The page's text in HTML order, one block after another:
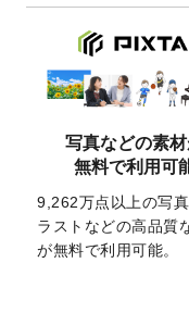
りま
2025/12/22
【新
きる
2025/12/22
2026
テン
開い
2025/9/30
【新
き
写真などの素
無料で利用可
9,262万点以上の写
ラストなどの高品質
が無料で利用可能。